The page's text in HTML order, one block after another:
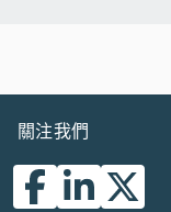
關注我們